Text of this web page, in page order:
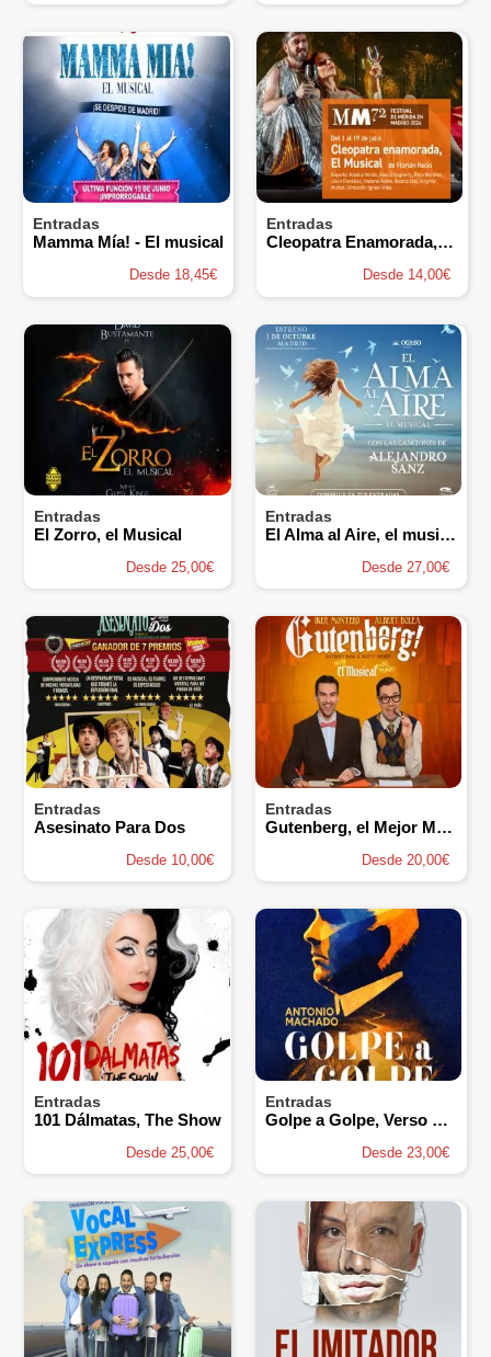
Entradas
Mamma Mía! - El musical
Desde 18,45€
Entradas
Cleopatra Enamorada, el Musical
Desde 14,00€
Entradas
El Zorro, el Musical
Desde 25,00€
Entradas
El Alma al Aire, el musical
Desde 27,00€
Entradas
Asesinato Para Dos
Desde 10,00€
Entradas
Gutenberg, el Mejor Musical del Mundo
Desde 20,00€
Entradas
101 Dálmatas, The Show
Desde 25,00€
Entradas
Golpe a Golpe, Verso a Verso
Desde 23,00€